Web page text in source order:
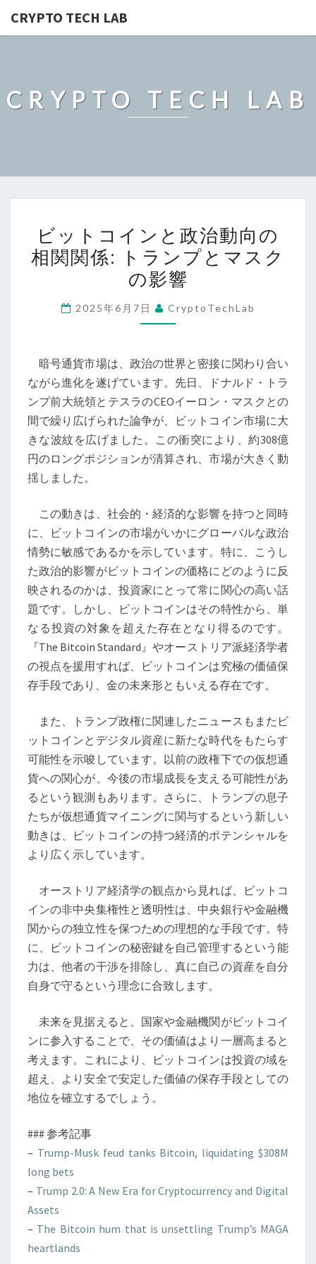
CRYPTO TECH LAB
CRYPTO TECH LAB
ッ
ト
コ
ン
治
動
向
の
相
関
係:
ト
ラ
ン
プ
と
マ
ス
ク
の
影
響
ビットコインと政治動向の
相関関係: トランプとマスク
の影響
2025年6月7日 CryptoTechLab
暗号通貨市場は、政治の世界と密接に関わり合い
ながら進化を遂げています。先日、ドナルド・トラ
ンプ前大統領とテスラのCEOイーロン・マスクとの
間で繰り広げられた論争が、ビットコイン市場に大
きな波紋を広げました。この衝突により、約308億
円のロングポジションが清算され、市場が大きく動
揺しました。
この動きは、社会的・経済的な影響を持つと同時
に、ビットコインの市場がいかにグローバルな政治
情勢に敏感であるかを示しています。特に、こうし
た政治的影響がビットコインの価格にどのように反
映されるのかは、投資家にとって常に関心の高い話
題です。しかし、ビットコインはその特性から、単
なる投資の対象を超えた存在となり得るのです。
『The Bitcoin Standard』やオーストリア派経済学者
の視点を援用すれば、ビットコインは究極の価値保
存手段であり、金の未来形ともいえる存在です。
また、トランプ政権に関連したニュースもまたビ
ットコインとデジタル資産に新たな時代をもたらす
可能性を示唆しています。以前の政権下での仮想通
貨への関心が、今後の市場成長を支える可能性があ
るという観測もあります。さらに、トランプの息子
たちが仮想通貨マイニングに関与するという新しい
動きは、ビットコインの持つ経済的ポテンシャルを
より広く示しています。
オーストリア経済学の観点から見れば、ビットコ
インの非中央集権性と透明性は、中央銀行や金融機
関からの独立性を保つための理想的な手段です。特
に、ビットコインの秘密鍵を自己管理するという能
力は、他者の干渉を排除し、真に自己の資産を自分
自身で守るという理念に合致します。
未来を見据えると、国家や金融機関がビットコイ
ンに参入することで、その価値はより一層高まると
考えます。これにより、ビットコインは投資の域を
超え、より安全で安定した価値の保存手段としての
地位を確立するでしょう。
### 参考記事
– Trump-Musk feud tanks Bitcoin, liquidating $308M
long bets
– Trump 2.0: A New Era for Cryptocurrency and Digital
Assets
– The Bitcoin hum that is unsettling Trump’s MAGA
heartlands